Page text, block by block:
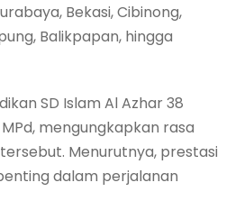
Bekasi, Cibinong,
Balikpapan, hingga
SD Islam Al Azhar 38
mengungkapkan rasa
Menurutnya, prestasi
dalam perjalanan